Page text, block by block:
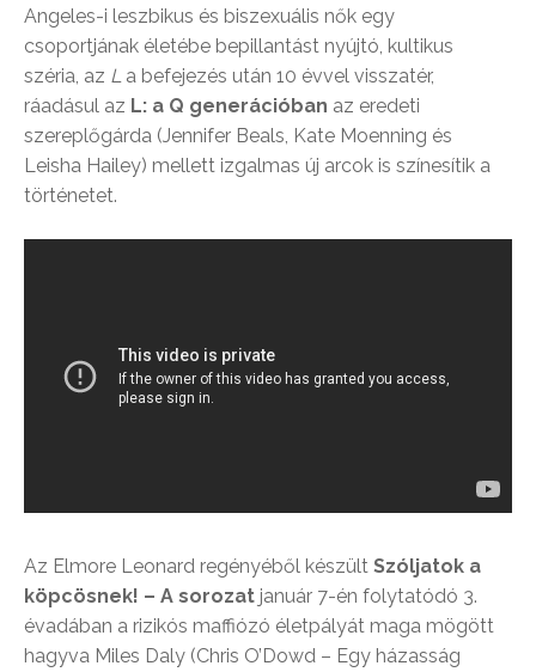
Angeles-i leszbikus és biszexuális nők egy
csoportjának életébe bepillantást nyújtó, kultikus
széria, az La befejezés után 10 évvel visszatér,
ráadásul az L: a Q generációban az eredeti
szereplőgárda (Jennifer Beals, Kate Moenning és
Leisha Hailey) mellett izgalmas új arcok is színesítik a
történetet.
Az Elmore Leonard regényéből készült Szóljatok a
köpcösnek! – A sorozat január 7-én folytatódó 3.
évadában a rizikós maffiózó életpályát maga mögött
hagyva Miles Daly (Chris O’Dowd – Egy házasság